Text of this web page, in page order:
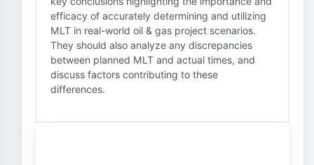
efficacy of accurately determining and utilizing
MLT in real-world oil & gas project scenarios.
They should also analyze any discrepancies
between planned MLT and actual times, and
discuss factors contributing to these
differences.